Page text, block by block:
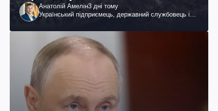
Анатолій Амелін3 дні тому
Український підприємець, державний службовець і